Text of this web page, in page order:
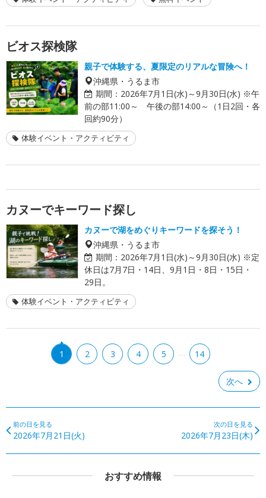
ビオス探検隊
親子で体験する、夏限定のリアルな冒険へ！
沖縄県・うるま市
期間： 2026年7月1日(水)～9月30日(水) ※午
前の部11:00～ 午後の部14:00～（1日2回・各
回約90分）
体験イベント・アクティビティ
カヌーでキーワード探し
カヌーで湖をめぐりキーワードを探そう！
沖縄県・うるま市
期間： 2026年7月1日(水)～9月30日(水) ※定
休日は7月7日・14日、9月1日・8日・15日・
29日。
体験イベント・アクティビティ
1 2 3 4 5 … 14
次へ
前の日を見る
2026年7月21日(火)
次の日を見る
2026年7月23日(木)
おすすめ情報